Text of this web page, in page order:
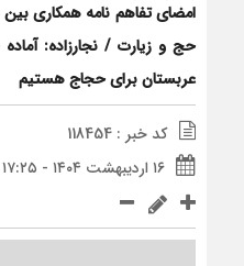
امضای تفاهم نامه همکاری
حج و زیارت / نجارزاده:
عربستان برای حجاج هستیم
کد خبر : 118454
۱۶ اردیبهشت ۱۴۰۴ - ۱۷:۲۵